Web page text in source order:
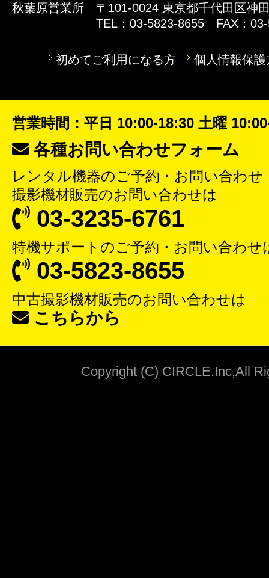
秋葉原営業所
〒101-0024 東京都千代田区神
TEL：03-5823-8655 FAX：
初めてご利用になる方 個人情報保護
営業時間：平日 10:00-18:30 土曜
各種お問い合わせフォーム
レンタル機器のご予約・お問い合わせ
撮影機材販売のお問い合わせは
03-3235-6761
特機サポート のご予約・お問い合わせ
03-5823-8655
中古撮影機材販売のお問い合わせは
こちらから
Copyright (C) CIRCLE.Inc,All